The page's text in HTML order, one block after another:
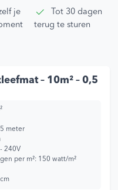
je
Tot 30 dagen
terug te sturen
– 10m² – 0,5
meter
240V
per m²: 150 watt/m²